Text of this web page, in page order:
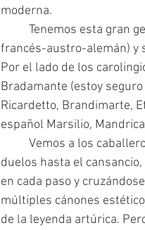
moderna.
francés-austro-alemán) y
Por el lado de los
Bradamante (estoy
Ricardetto, Brandimarte,
español Marsilio,
duelos hasta el
en cada paso y
múltiples cánones
de la leyenda artúrica.